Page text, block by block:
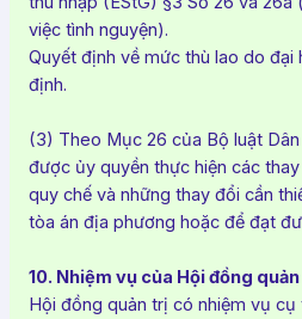
việc tình nguyện).
Quyết định về mức thù lao do
định.
(3) Theo Mục 26 của Bộ luật
được ủy quyền thực hiện các
quy chế và những thay đổi cần
tòa án địa phương hoặc để đạt
10. Nhiệm vụ của Hội đồng
Hội đồng quản trị có nhiệm vụ cụ